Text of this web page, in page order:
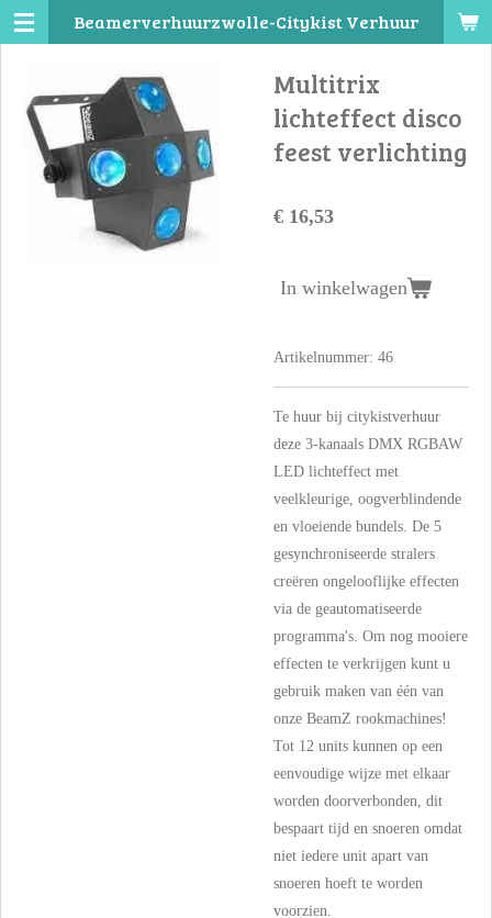
Ga
de
hoofdinhoud
Beamerverhuurzwolle-Citykist Verhuur
Multitrix
lichteffect disco
feest verlichting
€ 16,53
In winkelwagen
Artikelnummer: 46
Te huur bij citykistverhuur
deze 3-kanaals DMX RGBAW
LED lichteffect met
veelkleurige, oogverblindende
en vloeiende bundels. De 5
gesynchroniseerde stralers
creëren ongelooflijke effecten
via de geautomatiseerde
programma's. Om nog mooiere
effecten te verkrijgen kunt u
gebruik maken van één van
onze BeamZ rookmachines!
Tot 12 units kunnen op een
eenvoudige wijze met elkaar
worden doorverbonden, dit
bespaart tijd en snoeren omdat
niet iedere unit apart van
snoeren hoeft te worden
voorzien.